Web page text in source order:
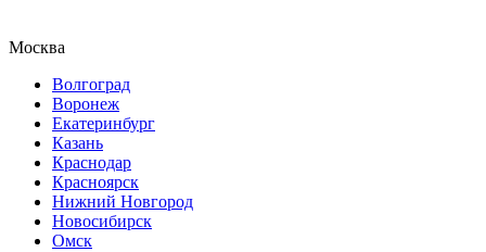
Москва
Волгоград
Воронеж
Екатеринбург
Казань
Краснодар
Красноярск
Нижний Новгород
Новосибирск
Омск